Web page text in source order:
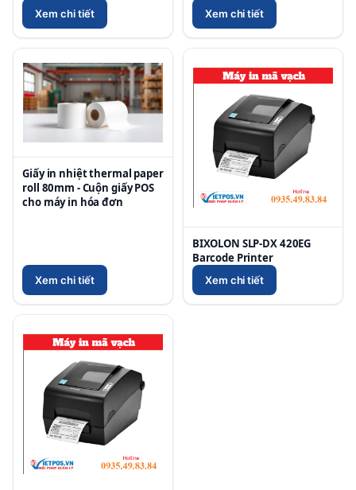
Xem chi tiết Xem chi tiết
Giấy in nhiệt thermal paper
roll 80mm - Cuộn giấy POS
cho máy in hóa đơn
Xem chi tiết
BIXOLON SLP-DX 420EG
Barcode Printer
Xem chi tiết